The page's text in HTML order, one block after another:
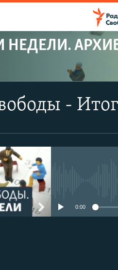
НЕДЕЛИ.
-
0:00